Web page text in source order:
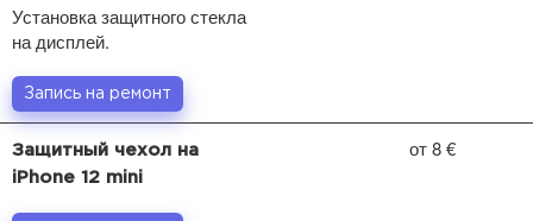
Установка защитного стекла
на дисплей.
Запись на ремонт
Защитный чехол на
iPhone 12 mini
от 8 €